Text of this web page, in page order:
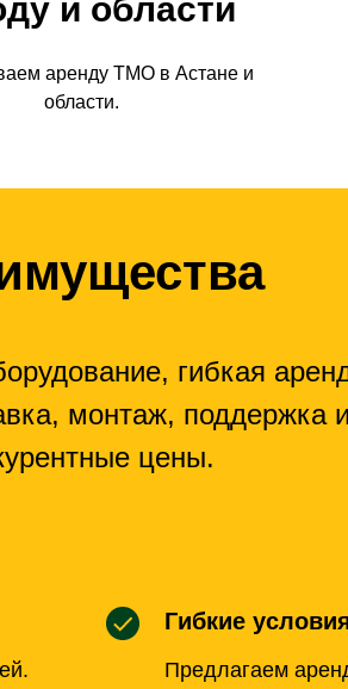
и области
аренду ТМО в Астане и
области.
гибкая
монтаж, поддержка
цены.
Гибкие
Предлагаем